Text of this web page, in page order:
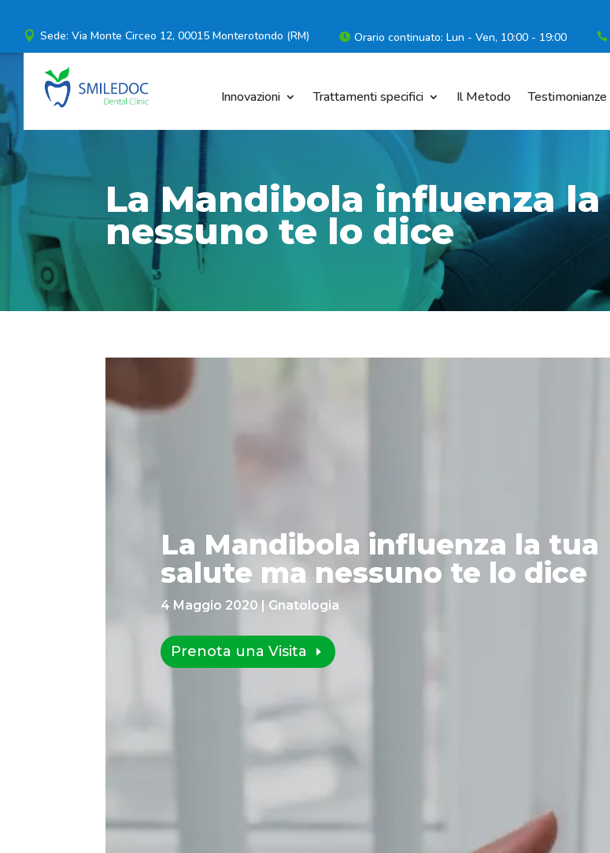
 Sede: Via Monte Circeo 12, 00015 Monterotondo (RM)  Orario continuato: Lun - Ven, 10:00 - 19:00 
Innovazioni Trattamenti specifici Il Metodo Testimonianze
La Mandibola influenza
nessuno te lo dice
La Mandibola influenza la tua
salute ma nessuno te lo dice
4 Maggio 2020 Gnatologia
Prenota una Visita